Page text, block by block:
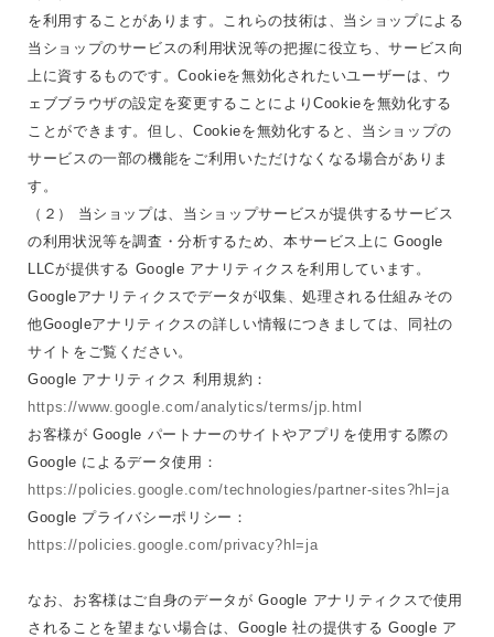
を利用することがあります。これらの技術は、当ショップによる
当ショップのサービスの利用状況等の把握に役立ち、サービス向
上に資するものです。Cookieを無効化されたいユーザーは、ウ
ェブブラウザの設定を変更することによりCookieを無効化する
ことができます。但し、Cookieを無効化すると、当ショップの
サービスの一部の機能をご利用いただけなくなる場合がありま
す。
（２） 当ショップは、当ショップサービスが提供するサービス
の利用状況等を調査・分析するため、本サービス上に Google
LLCが提供する Google アナリティクスを利用しています。
Googleアナリティクスでデータが収集、処理される仕組みその
他Googleアナリティクスの詳しい情報につきましては、同社の
サイトをご覧ください。
Google アナリティクス 利用規約：
https://www.google.com/analytics/terms/jp.html
お客様が Google パートナーのサイトやアプリを使用する際の
Google によるデータ使用：
https://policies.google.com/technologies/partner-sites?hl=ja
Google プライバシーポリシー：
https://policies.google.com/privacy?hl=ja
なお、お客様はご自身のデータが Google アナリティクスで使用
されることを望まない場合は、Google 社の提供する Google ア